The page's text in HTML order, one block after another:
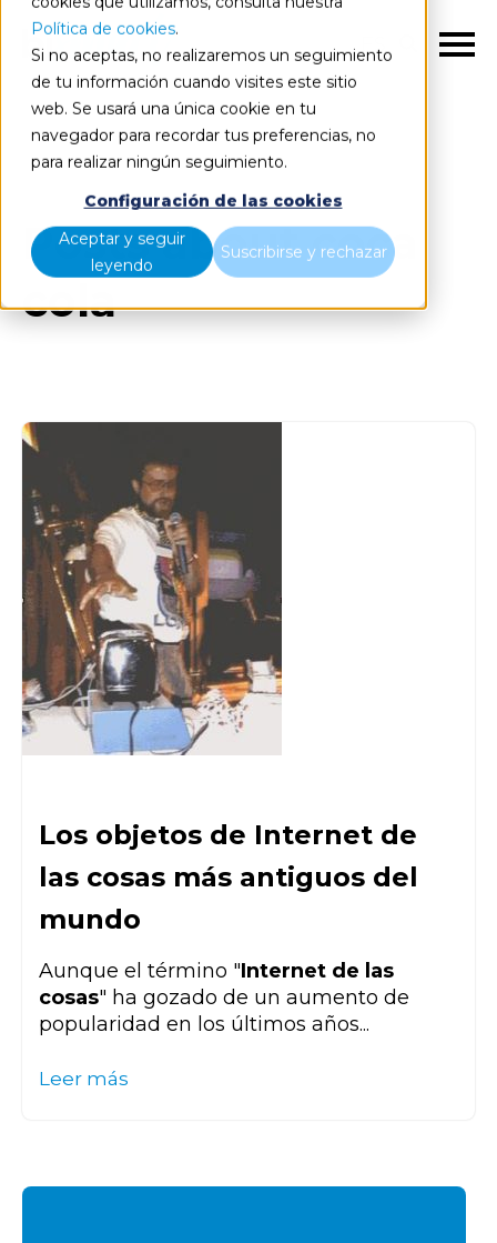
Política de cookies.
Si no aceptas, no realizaremos un seguimiento
de tu información cuando visites este sitio
web. Se usará una única cookie en tu
navegador para recordar tus preferencias, no
para realizar ningún seguimiento.
Configuración de las cookies
Aceptar y seguir
leyendo
Suscribirse y rechazar
ES
Blog Todos los artículos
Posts about coca
cola
Los objetos de Internet de
las cosas más antiguos del
mundo
Aunque el término "Internet de las
cosas" ha gozado de un aumento de
popularidad en los últimos años...
Leer más